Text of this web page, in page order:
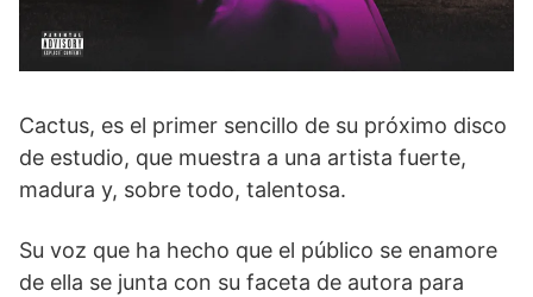
Cactus, es el primer sencillo de su próximo disco
de estudio, que muestra a una artista fuerte,
madura y, sobre todo, talentosa.
Su voz que ha hecho que el público se enamore
de ella se junta con su faceta de autora para